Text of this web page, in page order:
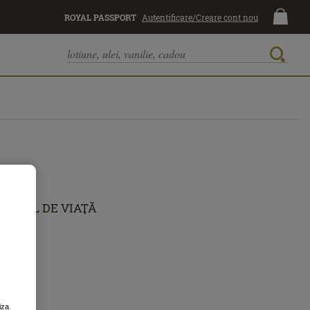
ROYAL PASSPORT Autentificare/Creare cont nou
STIL DE VIAŢĂ